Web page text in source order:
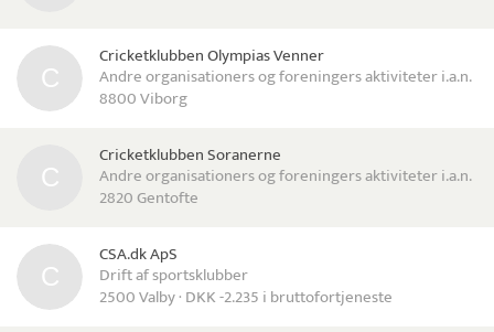
Cricketklubben Olympias Venner
Andre organisationers og foreningers aktiviteter i.a.n.
8800 Viborg
Cricketklubben Soranerne
Andre organisationers og foreningers aktiviteter i.a.n.
2820 Gentofte
CSA.dk ApS
Drift af sportsklubber
2500 Valby · DKK -2.235 i bruttofortjeneste